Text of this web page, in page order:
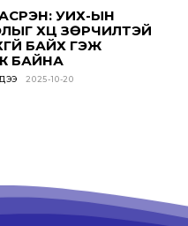
УИХ-ЫН
ҮХЦ ЗӨРЧИЛТЭЙ
БАЙХ ГЭЖ
БАЙНА
2025-10-20